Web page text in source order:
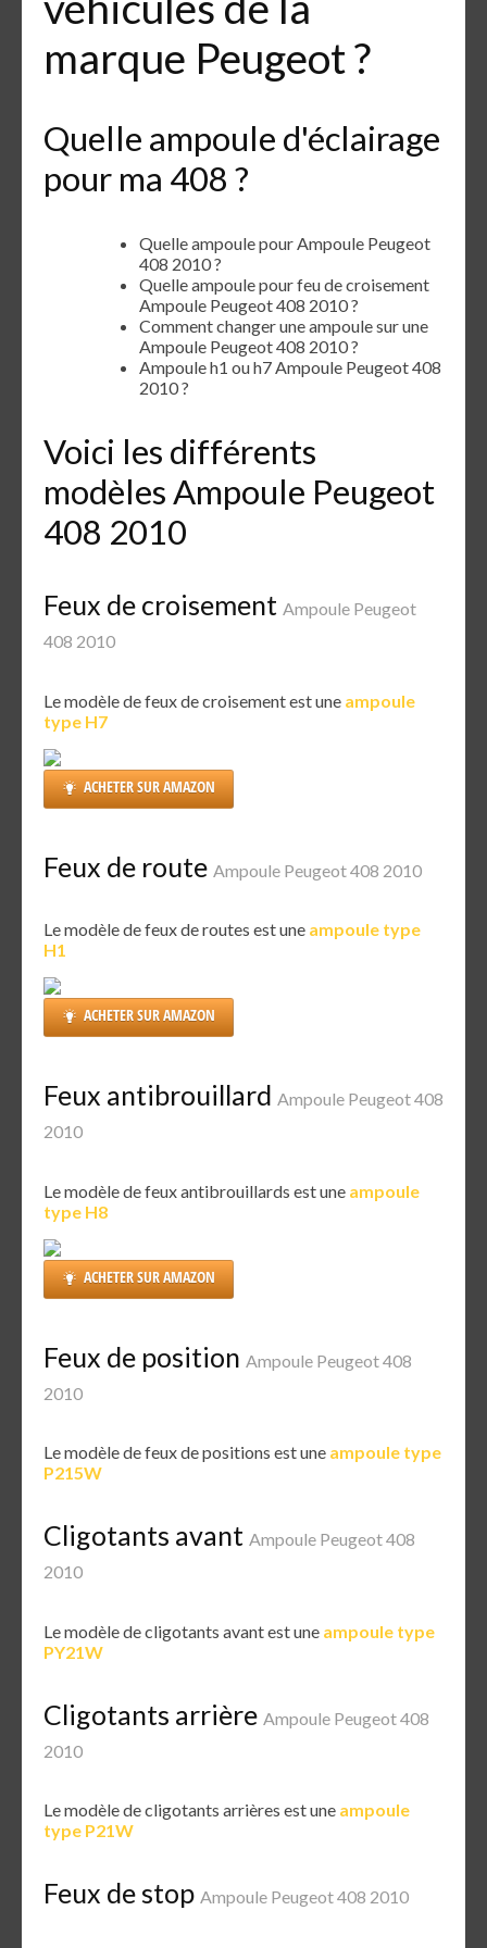
marque Peugeot ?
Quelle ampoule d'éclairage
pour ma 408 ?
Quelle ampoule pour Ampoule Peugeot
408 2010 ?
Quelle ampoule pour feu de croisement
Ampoule Peugeot 408 2010 ?
Comment changer une ampoule sur une
Ampoule Peugeot 408 2010 ?
Ampoule h1 ou h7 Ampoule Peugeot 408
2010 ?
Voici les différents
modèles Ampoule Peugeot
408 2010
Feux de croisement Ampoule Peugeot
408 2010
Le modèle de feux de croisement est une ampoule
type H7
ACHETER SUR AMAZON
Feux de route Ampoule Peugeot 408 2010
Le modèle de feux de routes est une ampoule type
H1
ACHETER SUR AMAZON
Feux antibrouillard Ampoule Peugeot 408
2010
Le modèle de feux antibrouillards est une ampoule
type H8
ACHETER SUR AMAZON
Feux de position Ampoule Peugeot 408
2010
Le modèle de feux de positions est une ampoule type
P215W
Cligotants avant Ampoule Peugeot 408
2010
Le modèle de cligotants avant est une ampoule type
PY21W
Cligotants arrière Ampoule Peugeot 408
2010
Le modèle de cligotants arrières est une ampoule
type P21W
Feux de stop Ampoule Peugeot 408 2010